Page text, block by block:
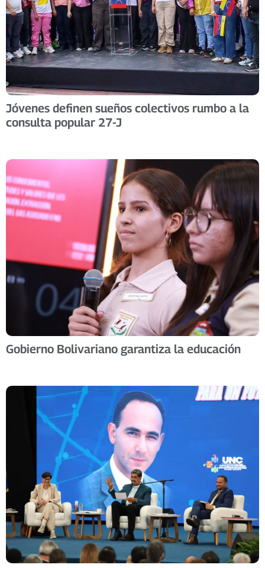
Jóvenes definen sueños colectivos rumbo a la
consulta popular 27-J
Gobierno Bolivariano garantiza la educación